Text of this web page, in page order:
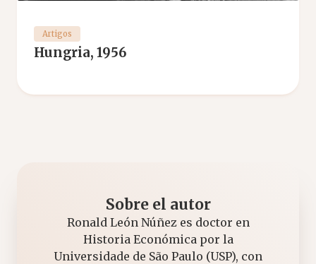
Artigos
Hungria, 1956
Sobre el autor
Ronald León Núñez es doctor en
Historia Económica por la
Universidade de São Paulo (USP), con